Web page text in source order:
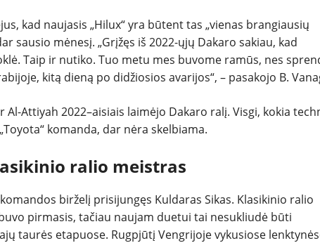
kad naujasis „Hilux“ yra būtent tas „vienas brangiausių
sausio mėnesį. „Grįžęs iš 2022-ųjų Dakaro sakiau, kad
Taip ir nutiko. Tuo metu mes buvome ramūs, nes
kitą dieną po didžiosios avarijos“, – pasakojo B.
Attiyah 2022–aisiais laimėjo Dakaro ralį. Visgi, kokia
komanda, dar nėra skelbiama.
ralio meistras
birželį prisijungęs Kuldaras Sikas. Klasikinio ralio
pirmasis, tačiau naujam duetui tai nesukliudė būti
taurės etapuose. Rugpjūtį Vengrijoje vykusiose